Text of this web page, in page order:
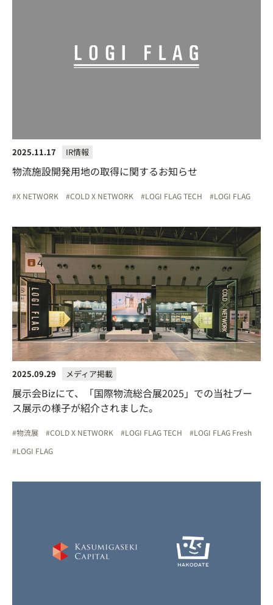
2025.11.17 IR情報
物流施設開発用地の取得に関するお知らせ
X NETWORK COLD X NETWORK LOGI FLAG TECH LOGI FLAG
2025.09.29 メディア掲載
展示会Bizにて、「国際物流総合展2025」での当社ブー
ス展示の様子が紹介されました。
物流展 COLD X NETWORK LOGI FLAG TECH
LOGI FLAG Fresh
LOGI FLAG